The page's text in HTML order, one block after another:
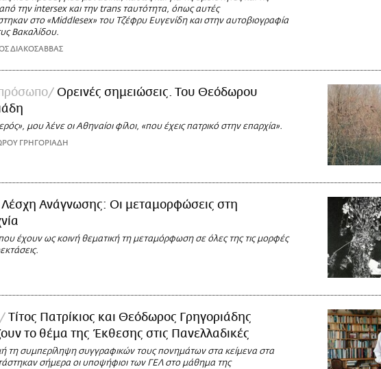
την intersex και την trans ταυτότητα, όπως αυτές
στο «Middlesex» του Τζέφρυ Ευγενίδη και στην αυτοβιογραφία
Βακαλίδου.
ΔΙΑΚΟΣΑΒΒΑΣ
Ορεινές σημειώσεις. Του Θεόδωρου
μου λένε οι Αθηναίοι φίλοι, «που έχεις πατρικό στην επαρχία».
ΓΡΗΓΟΡΙΑΔΗ
Λέσχη Ανάγνωσης: Οι μεταμορφώσεις στη
έχουν ως κοινή θεματική τη μεταμόρφωση σε όλες της τις μορφές
Τίτος Πατρίκιος και Θεόδωρος Γρηγοριάδης
το θέμα της Έκθεσης στις Πανελλαδικές
τη συμπερίληψη συγγραφικών τους πονημάτων στα κείμενα στα
σήμερα οι υποψήφιοι των ΓΕΛ στο μάθημα της